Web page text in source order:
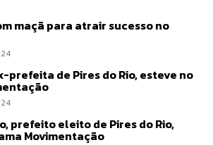
maçã para atrair sucesso no
prefeita de Pires do Rio, esteve no
prefeito eleito de Pires do Rio,
Movimentação